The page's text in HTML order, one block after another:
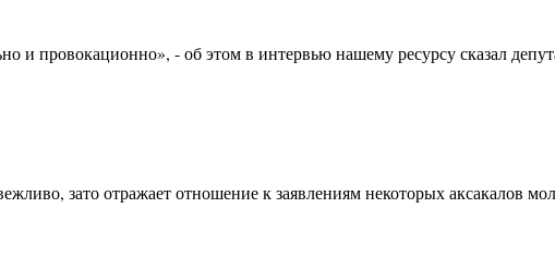
и провокационно», - об этом в интервью нашему ресурсу сказал
зато отражает отношение к заявлениям некоторых аксакалов